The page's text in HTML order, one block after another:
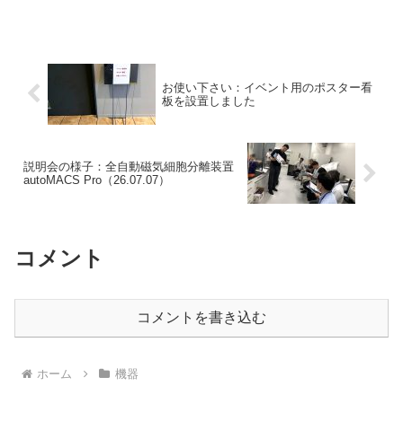
お使い下さい：イベント用のポスター看
板を設置しました
説明会の様子：全自動磁気細胞分離装置
autoMACS Pro（26.07.07）
コメント
コメントを書き込む
ホーム 機器